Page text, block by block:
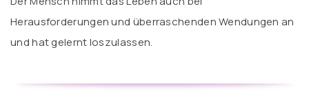
Herausforderungen und überraschenden Wendungen an
und hat gelernt loszulassen.